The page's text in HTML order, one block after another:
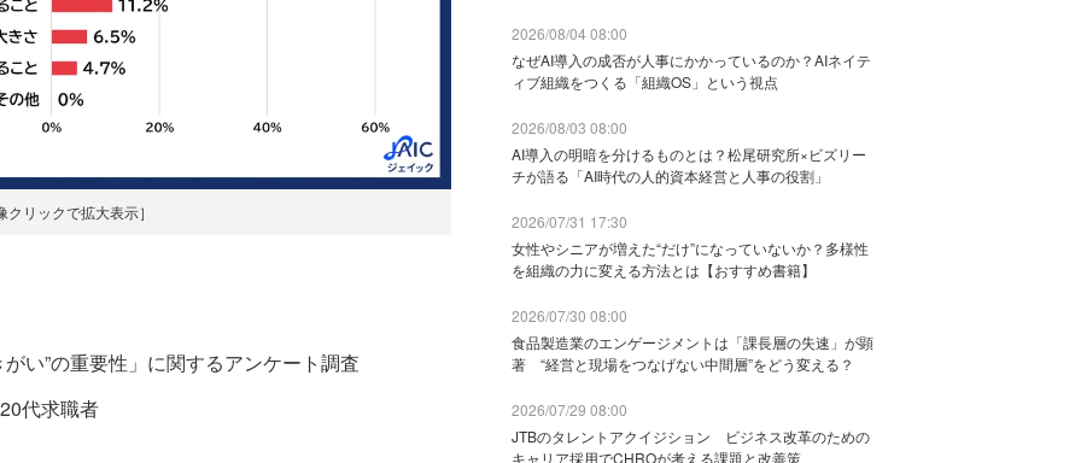
クリックで拡大表示］
い”の重要性」に関するアンケート調査
代求職者
2026/08/04 08:00
なぜAI導入の成否が人事にかかっているのか？AIネイテ
ィブ組織をつくる「組織OS」という視点
2026/08/03 08:00
AI導入の明暗を分けるものとは？松尾研究所×ビズリー
チが語る「AI時代の人的資本経営と人事の役割」
2026/07/31 17:30
女性やシニアが増えた“だけ”になっていないか？多様性
を組織の力に変える方法とは【おすすめ書籍】
2026/07/30 08:00
食品製造業のエンゲージメントは「課長層の失速」が顕
著 “経営と現場をつなげない中間層”をどう変える？
2026/07/29 08:00
JTBのタレントアクイジション ビジネス改革のための
キャリア採用でCHROが考える課題と改善策